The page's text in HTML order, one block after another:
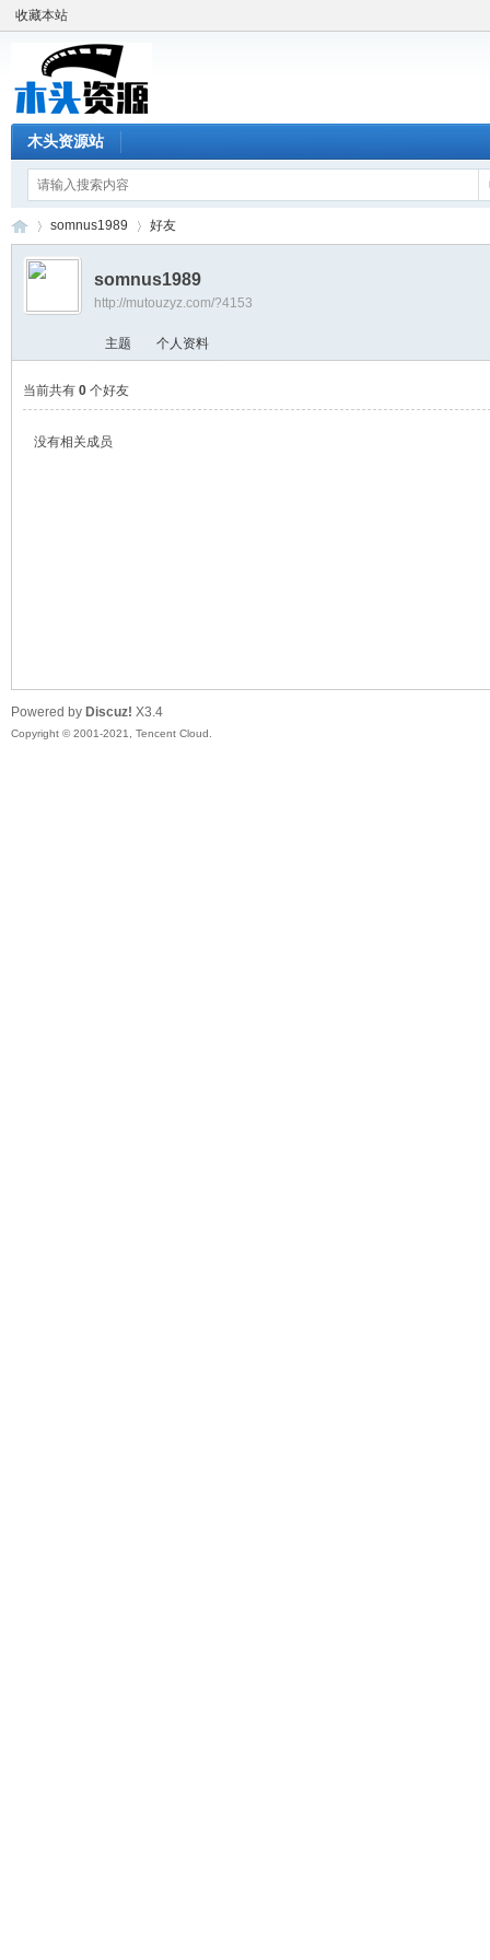
收藏本站
木头资源站
›
somnus1989 好友
somnus1989
http://mutouzyz.com/?4153
主题 个人资料
当前共有 0 个好友
没有相关成员
Powered by Discuz! X3.4
Copyright © 2001-2021, Tencent Cloud.